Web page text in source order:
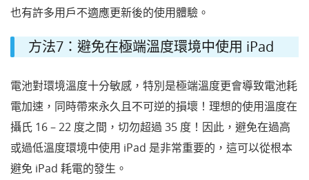
也有許多用戶不適應更新後的使用體驗。
方法7：避免在極端溫度環境中使用 iPad
電池對環境溫度十分敏感，特別是極端溫度更會導致電池耗
電加速，同時帶來永久且不可逆的損壞！理想的使用溫度在
攝氏 16 – 22 度之間，切勿超過 35 度！因此，避免在過高
或過低溫度環境中使用 iPad 是非常重要的，這可以從根本
避免 iPad 耗電的發生。